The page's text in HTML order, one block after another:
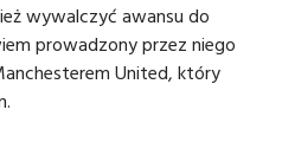
wywalczyć awansu do
prowadzony przez niego
United, który